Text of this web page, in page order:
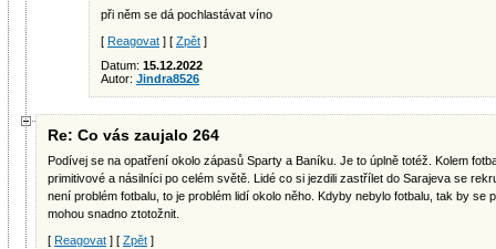
při něm se dá pochlastávat víno
[ Reagovat ] [ Zpět ]
Datum: 15.12.2022
Autor: Jindra8526
Re: Co vás zaujalo 264
Podívej se na opatření okolo zápasů Sparty a Baníku. Je to úplně totéž. Kolem
primitivové a násilníci po celém světě. Lidé co si jezdili zastřílet do Sarajeva se
není problém fotbalu, to je problém lidí okolo něho. Kdyby nebylo fotbalu, tak by se
mohou snadno ztotožnit.
[ Reagovat ] [ Zpět ]